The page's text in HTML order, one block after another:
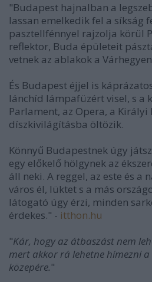
"Budapest hajnalban a
lassan emelkedik fel a síkság
pasztellfénnyel rajzolja körül
reflektor, Buda épületeit
vetnek az ablakok a
És Budapest éjjel is
lánchíd lámpafüzért visel, s a
Parlament, az Opera, a Királyi
díszkivilágításba öltözik.
Könnyű Budapestnek úgy
egy előkelő hölgynek az
áll neki. A reggel, az este és a
város él, lüktet s a más
látogató úgy érzi, minden
érdekes." - itthon.hu
"Kár, hogy az átbaszást nem
mert akkor rá lehetne hímezni
közepére."